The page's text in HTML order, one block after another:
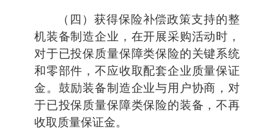
（四）获得保险补偿政策支持的整
机装备制造企业，在开展采购活动时，
对于已投保质量保障类保险的关键系统
和零部件，不应收取配套企业质量保证
金。鼓励装备制造企业与用户协商，对
于已投保质量保障类保险的装备，不再
收取质量保证金。